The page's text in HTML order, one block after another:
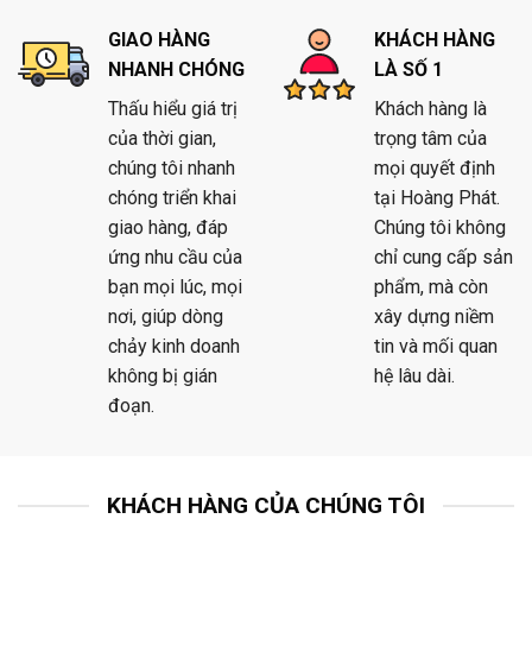
GIAO HÀNG
NHANH CHÓNG
Thấu hiểu giá trị
của thời gian,
chúng tôi nhanh
chóng triển khai
giao hàng, đáp
ứng nhu cầu của
bạn mọi lúc, mọi
nơi, giúp dòng
chảy kinh doanh
không bị gián
đoạn.
KHÁCH HÀNG
LÀ SỐ 1
Khách hàng là
trọng tâm của
mọi quyết định
tại Hoàng Phát.
Chúng tôi không
chỉ cung cấp sản
phẩm, mà còn
xây dựng niềm
tin và mối quan
hệ lâu dài.
KHÁCH HÀNG CỦA CHÚNG TÔI